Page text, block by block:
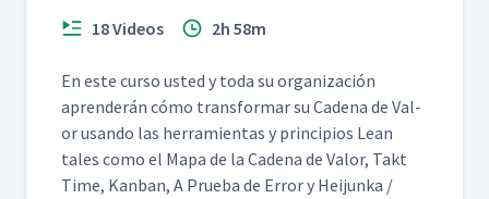
18 Videos 2h 58m
En este cur­so ust­ed y toda su orga­ni­zación
apren­derán cómo trans­for­mar su Cade­na de Val­
or usan­do las her­ramien­tas y prin­ci­p­ios Lean
tales como el Mapa de la Cade­na de Val­or, Takt
Time, Kan­ban, A Prue­ba de Error y Hei­jun­ka /